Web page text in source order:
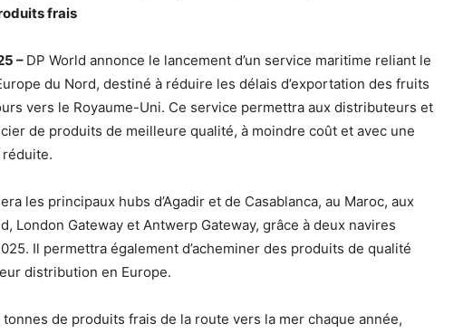
frais
– DP World annonce le lancement d’un service maritime reliant le
du Nord, destiné à réduire les délais d’exportation des fruits
vers le Royaume-Uni. Ce service permettra aux distributeurs et
de produits de meilleure qualité, à moindre coût et avec une
les principaux hubs d’Agadir et de Casablanca, au Maroc, aux
London Gateway et Antwerp Gateway, grâce à deux navires
Il permettra également d’acheminer des produits de qualité
distribution en Europe.
tonnes de produits frais de la route vers la mer chaque année,